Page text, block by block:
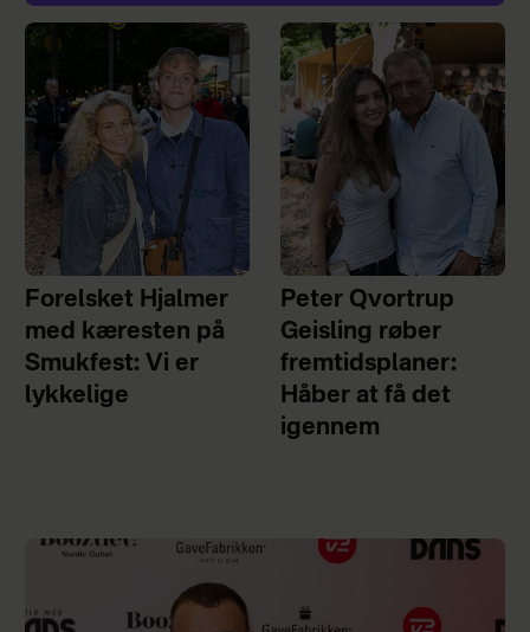
Forelsket Hjalmer
med kæresten på
Smukfest: Vi er
lykkelige
Peter Qvortrup
Geisling røber
fremtidsplaner:
Håber at få det
igennem